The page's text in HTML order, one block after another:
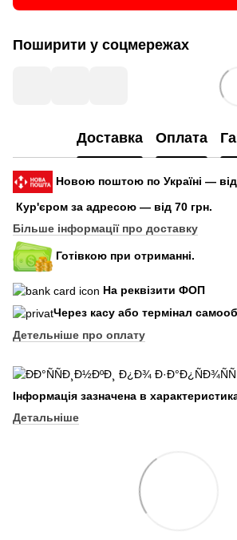
Поширити у соцмережах
Доставка Оплата
Новою поштою по Україні — від
Кур'єром за адресою — від 70 грн.
Більше інформації про доставку
Готівкою при отриманні.
На реквізити ФОП
Через касу або термінал
Детельніше про оплату
Інформація зазначена в
Детальніше